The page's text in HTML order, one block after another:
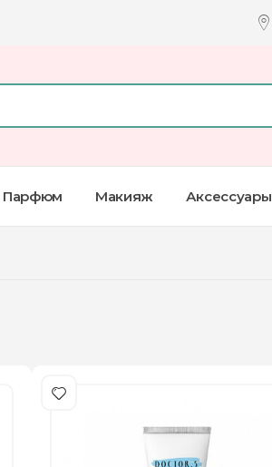
Парфюм Макияж Аксессуары